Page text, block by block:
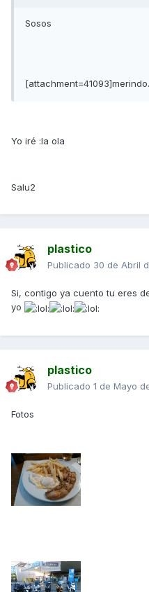
Sosos
Yo iré :la ola
Salu2
plastico
Publicado 30 de Abril
Si, contigo ya cuento tu eres
yo
plastico
Publicado 1 de Mayo
Fotos